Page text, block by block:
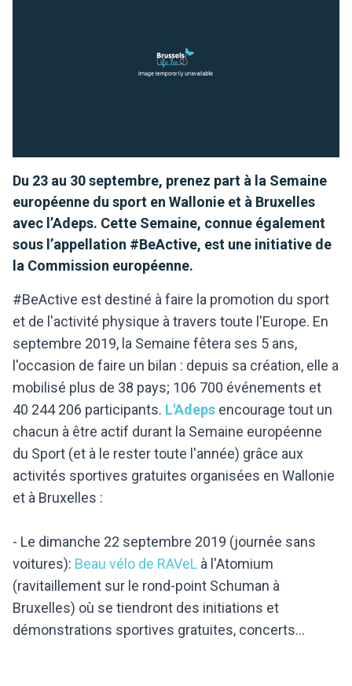
Du 23 au 30 septembre, prenez part à la Semaine
européenne du sport en Wallonie et à Bruxelles
avec l’Adeps. Cette Semaine, connue également
sous l’appellation #BeActive, est une initiative de
la Commission européenne.
#BeActive est destiné à faire la promotion du sport
et de l'activité physique à travers toute l'Europe. En
septembre 2019, la Semaine fêtera ses 5 ans,
l'occasion de faire un bilan : depuis sa création, elle a
mobilisé plus de 38 pays; 106 700 événements et
40 244 206 participants. L'Adeps encourage tout un
chacun à être actif durant la Semaine européenne
du Sport (et à le rester toute l'année) grâce aux
activités sportives gratuites organisées en Wallonie
et à Bruxelles :
- Le dimanche 22 septembre 2019 (journée sans
voitures): Beau vélo de RAVeL à l'Atomium
(ravitaillement sur le rond-point Schuman à
Bruxelles) où se tiendront des initiations et
démonstrations sportives gratuites, concerts…